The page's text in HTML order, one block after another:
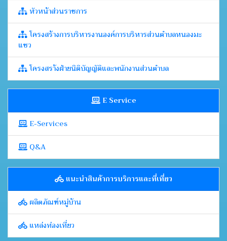
หัวหน้าส่วนราชการ
โครงสร้างการบริหารงานองค์การบริหารส่วนตำบลหนองมะ
แซว
โครงสรา้งฝ่ายนิติบัญญัติและพนักงานส่วนตำบล
E Service
E-Services
Q&A
แนะนำสินค้าการบริการและที่เที่ยว
ผลิตภัณฑ์หมู่บ้าน
แหล่งท่องเที่ยว